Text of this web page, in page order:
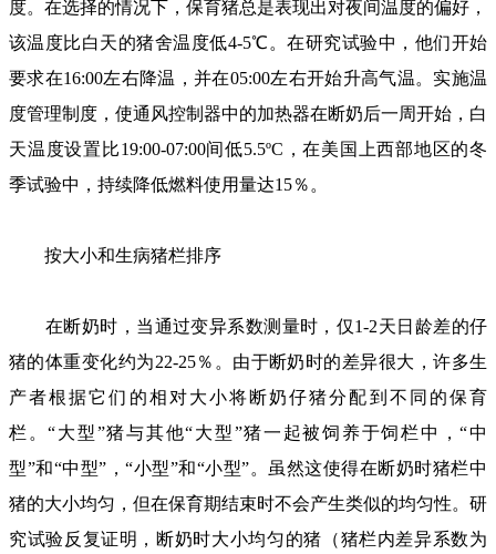
度。在选择的情况下，保育猪总是表现出对夜间温度的偏好，
该温度比白天的猪舍温度低4-5℃。在研究试验中，他们开始
要求在16:00左右降温，并在05:00左右开始升高气温。实施温
度管理制度，使通风控制器中的加热器在断奶后一周开始，白
天温度设置比19:00-07:00间低5.5ºC，在美国上西部地区的冬
季试验中，持续降低燃料使用量达15％。
按大小和生病猪栏排序
在断奶时，当通过变异系数测量时，仅1-2天日龄差的仔
猪的体重变化约为22-25％。由于断奶时的差异很大，许多生
产者根据它们的相对大小将断奶仔猪分配到不同的保育
栏。“大型”猪与其他“大型”猪一起被饲养于饲栏中，“中
型”和“中型”，“小型”和“小型”。虽然这使得在断奶时猪栏中
猪的大小均匀，但在保育期结束时不会产生类似的均匀性。研
究试验反复证明，断奶时大小均匀的猪（猪栏内差异系数为